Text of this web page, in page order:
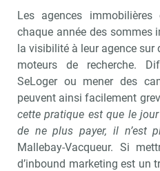
Les agences
chaque année des sommes
la visibilité à leur agence sur
moteurs de recherche.
SeLoger ou mener des
peuvent ainsi facilement
cette pratique est que le
de ne plus payer, il n’est
Mallebay-Vacqueur. Si
d’inbound marketing est un